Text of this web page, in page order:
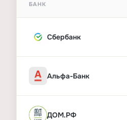
БАНК
Сбербанк
Альфа-Банк
ДОМ.РФ